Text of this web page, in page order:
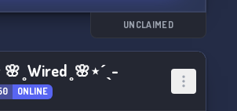
UNCLAIMED
🌸 ̥ Wired ̥ 🌸⋆ˊˎ-
ONLINE